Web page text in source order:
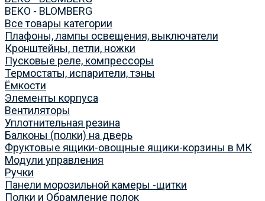
BEKO - BLOMBERG
Все товары категории
Плафоны, лампы освещения, выключатели
Кронштейны, петли, ножки
Пусковые реле, компрессоры
Термостаты, испарители, тэны
Ёмкости
Элементы корпуса
Вентиляторы
Уплотнительная резина
Балконы (полки) на дверь
Фруктовые ящики-овощные ящики-корзины в МК
Модули управления
Ручки
Панели морозильной камеры -щитки
Полки и Обрамление полок